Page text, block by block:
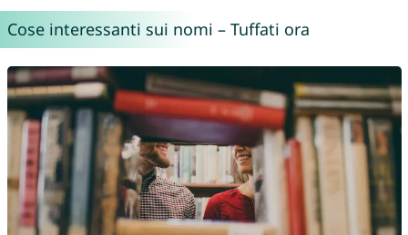
Cose interessanti sui nomi – Tuffati ora